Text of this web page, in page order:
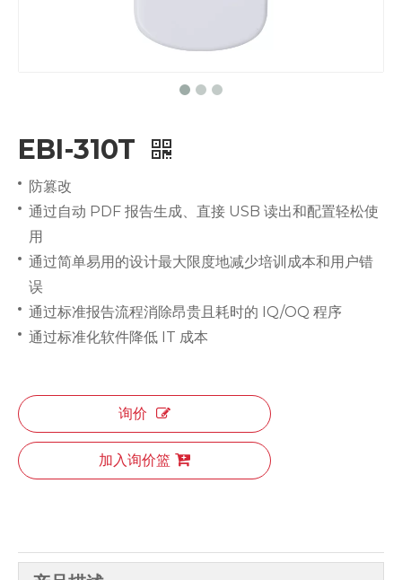
EBI-310T
防篡改
通过自动 PDF 报告生成、直接 USB 读出和配置轻松使
用
通过简单易用的设计最大限度地减少培训成本和用户错
误
通过标准报告流程消除昂贵且耗时的 IQ/OQ 程序
通过标准化软件降低 IT 成本
询价
加入询价篮